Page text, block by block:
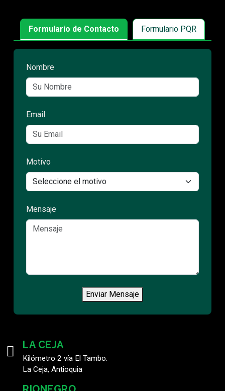
Formulario de Contacto Formulario PQR
Nombre
Email
Motivo
Mensaje
Enviar Mensaje
LA CEJA
Kilómetro 2 vía El Tambo.
La Ceja, Antioquia